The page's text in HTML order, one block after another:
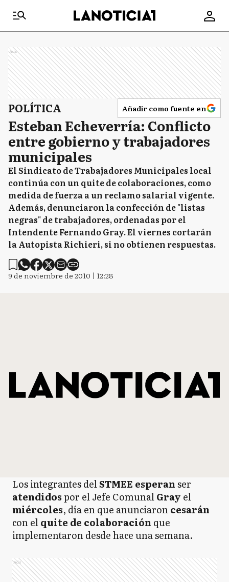
Ads
POLÍTICA Añadir como fuente en
Esteban Echeverría: Conflicto
entre gobierno y trabajadores
municipales
El Sindicato de Trabajadores Municipales local
continúa con un quite de colaboraciones, como
medida de fuerza a un reclamo salarial vigente.
Además, denunciaron la confección de "listas
negras" de trabajadores, ordenadas por el
Intendente Fernando Gray. El viernes cortarán
la Autopista Richieri, si no obtienen respuestas.
9 de noviembre de 2010 | 12:28
Los integrantes delSTMEE esperanser
atendidospor el Jefe ComunalGray el
miércoles, día en que anunciaroncesarán
con elquite de colaboración que
implementaron desde hace una semana.
Ads